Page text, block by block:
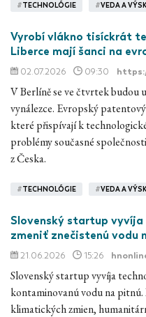
#TECHNOLÓGIE #VEDA A
Vyrobí vlákno tisíckrát
Liberce mají šanci na
02.07.2026 09:30
V Berlíně se ve čtvrtek budou
vynálezce. Evropský
které přispívají k
problémy současné
z Česka.
#TECHNOLÓGIE #VEDA A
Slovenský startup
zmeniť znečistenú vodu
21.06.2026 15:26
Slovenský startup vyvíja
kontaminovanú vodu na pitnú.
klimatických zmien,